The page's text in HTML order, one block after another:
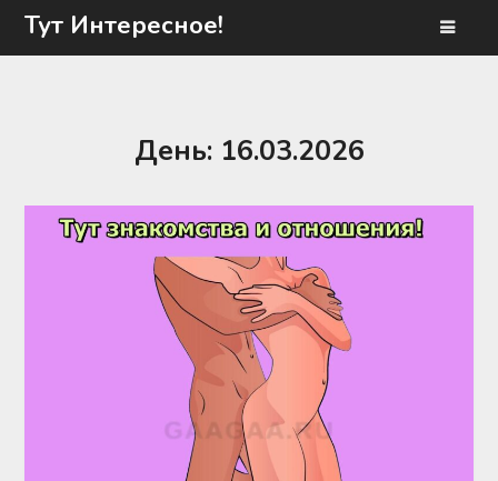
Перейти
Тут Интересное!
День: 16.03.2026